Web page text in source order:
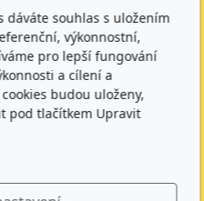
- Ředitel školy
ředitele pro předškolní
- Školní jídelna
dáváte souhlas s uložením
výkonnostní,
pro lepší fungování
a cílení a
budou uloženy,
pod tlačítkem Upravit